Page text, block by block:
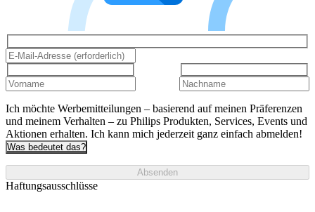
Ich möchte Werbemitteilungen – basierend auf meinen Präferenzen
und meinem Verhalten – zu Philips Produkten, Services, Events und
Aktionen erhalten. Ich kann mich jederzeit ganz einfach abmelden!
Was bedeutet das?
Absenden
Haftungsausschlüsse